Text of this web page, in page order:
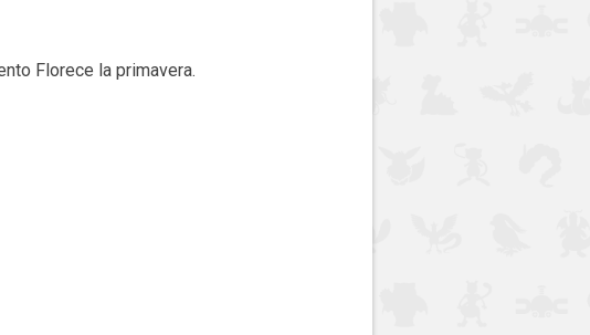
Florece la primavera.